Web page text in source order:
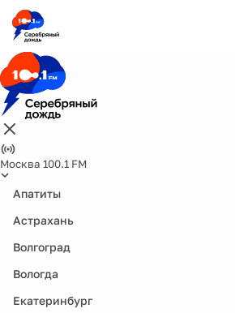
Москва 100.1 FM
Апатиты
Астрахань
Волгоград
Вологда
Екатеринбург